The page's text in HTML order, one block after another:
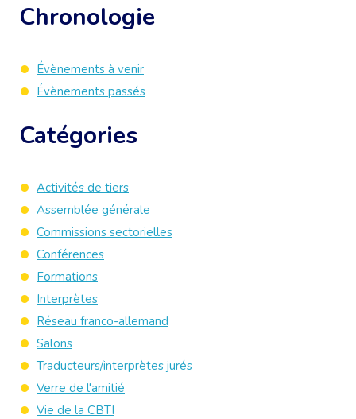
Chronologie
Évènements à venir
Évènements passés
Catégories
Activités de tiers
Assemblée générale
Commissions sectorielles
Conférences
Formations
Interprètes
Réseau franco-allemand
Salons
Traducteurs/interprètes jurés
Verre de l'amitié
Vie de la CBTI